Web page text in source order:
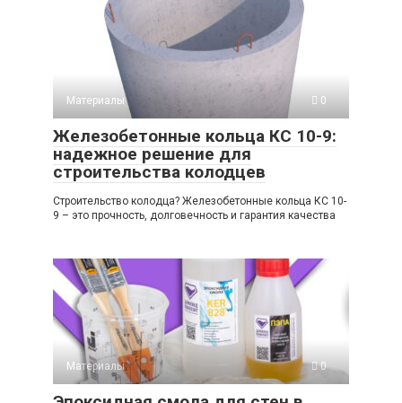
Материалы 0
Железобетонные кольца КС 10-9:
надежное решение для
строительства колодцев
Строительство колодца? Железобетонные кольца КС 10-
9 – это прочность, долговечность и гарантия качества
Материалы 0